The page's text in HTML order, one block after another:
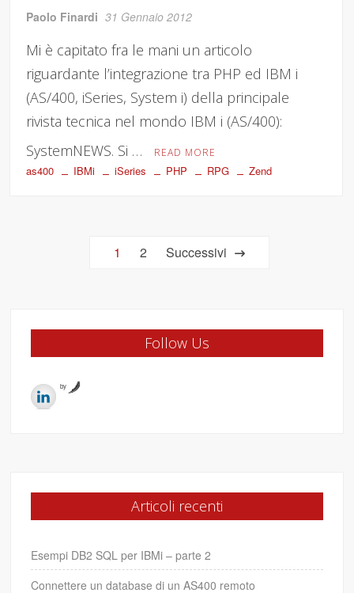
Paolo Finardi 31 Gennaio 2012
Mi è capitato fra le mani un articolo
riguardante l’integrazione tra PHP ed IBM i
(AS/400, iSeries, System i) della principale
rivista tecnica nel mondo IBM i (AS/400):
SystemNEWS. Si …
READ MORE
as400 IBMi iSeries PHP RPG Zend
Paginazione
1 2 Successivi
Follow Us
by
Articoli recenti
Esempi DB2 SQL per IBMi – parte 2
Connettere un database di un AS400 remoto